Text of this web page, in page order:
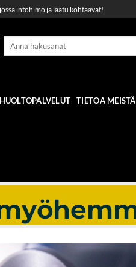
intohimo ja laatu kohtaavat!
HUOLTOPALVELUT TIETOA MEISTÄ